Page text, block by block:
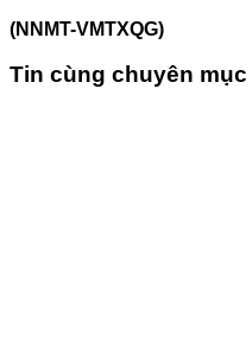
(NNMT-VMTXQG)
Tin cùng chuyên mục